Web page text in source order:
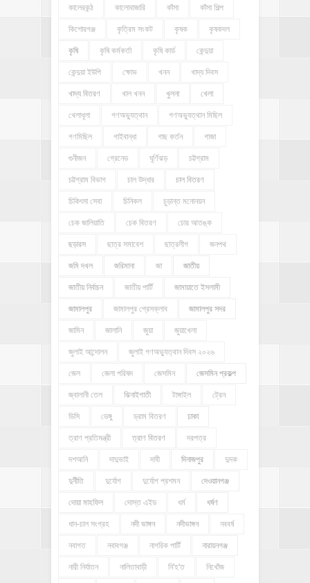
কালেরকন্ঠ কালোবাজারি কাঁসা কাঁসা শিল্প
কিশোরগঞ্জ কৃত্রিম সংকট কৃষক কৃষকদল
কৃষি কৃষি কর্মকর্তা কৃষি কার্ড কেন্দুয়া
কেন্দুয়া ইউপি ক্ষোভ খনন খাদ্য দিবস
খাদ্য বিতরণ খাল খনন খুলনা খেলা
খেলাধূলা গণঅভ্যুত্থান গণঅভ্যুত্থান মিছিল
গণমিছিল গাইবান্ধা গাছ কর্তন গাজা
গুনীজন গ্রেনেড ঘূর্ণিঝড় চট্টগ্রাম
চট্টগ্রাম বিভাগ চাল উদ্ধার চাল বিতরণ
চিকিৎসা সেবা চিনিকল চুড়ান্ত মনোনয়ন
চেক জালিয়াতি চেক বিতরণ চোর আতঙ্ক
ছড়ারস ছাত্র সমাবেশ ছাত্রলীগ জনপথ
জমি দখল জরিমানা জা জাতীয়
জাতীয় নির্বাচন জাতীয় পার্টি জামায়াতে ইসলামী
জামালপুর জামালপুর প্রেসক্লাব জামালপুর সদর
জামিন জালানি জুয়া জুয়াখেলা
জুলাই আন্দোলন জুলাই গণঅভ্যুত্থান দিবস ২০২৬
জেল জেলা পরিষদ জেসমিন জেসমিন প্রকল্প
জ্বালানী তেল ঝিনাইগাতী টাঙ্গাইল ট্রেন
ডিসি ডেঙ্গু ড্রাম বিতরণ ঢাকা
ত্রাণ প্রতিমন্ত্রী ত্রাণ বিতরণ দরপত্র
দশআনি দাদুভাই দাবী দিনাজপুর দুদক
দুর্নীতি দুর্যোগ দুর্যোগ প্রশমন দেওয়ানগঞ্জ
দোয়া মাহফিল দোস্ত এইড ধর্ম ধর্ষণ
ধান-চাল সংগ্রহ নদী ভাঙ্গন নদীভাঙ্গন নববর্ষ
নবাগত নবাবগঞ্জ নাগরিক পার্টি নারায়নগঞ্জ
নারী নির্যাতন নালিতাবাড়ী নি'হ'ত নিখোঁজ